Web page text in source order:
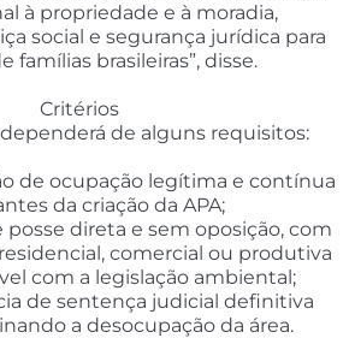
à propriedade e à moradia,
social e segurança jurídica para
famílias brasileiras”, disse.
Critérios
de alguns requisitos:
de ocupação legítima e contínua
da criação da APA;
posse direta e sem oposição, com
comercial ou produtiva
com a legislação ambiental;
de sentença judicial definitiva
a desocupação da área.